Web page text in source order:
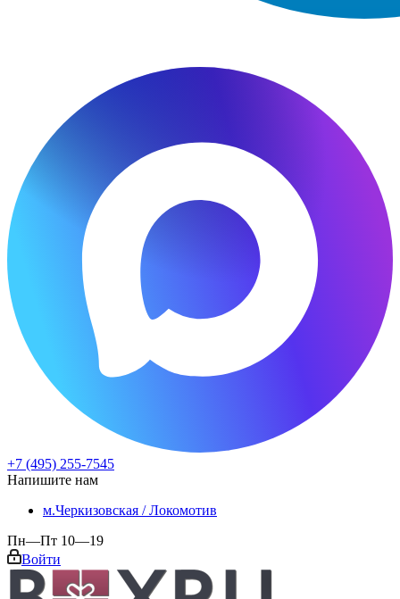
+7 (495) 255-7545
Напишите нам
м.Черкизовская / Локомотив
Пн—Пт 10—19
Войти